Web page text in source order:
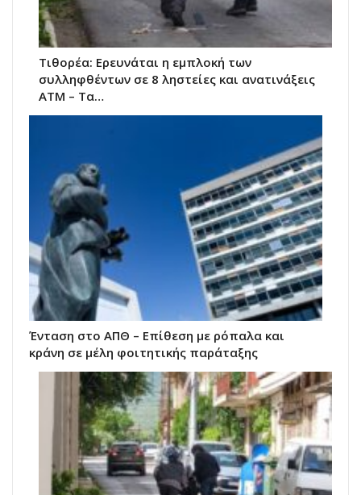
Τιθορέα: Ερευνάται η εμπλοκή των
συλληφθέντων σε 8 ληστείες και ανατινάξεις
ΑΤΜ – Τα…
Ένταση στο ΑΠΘ – Επίθεση με ρόπαλα και
κράνη σε μέλη φοιτητικής παράταξης